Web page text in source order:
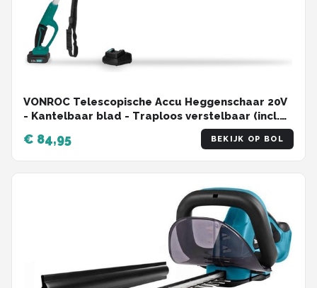
VONROC Telescopische Accu Heggenschaar 20V
- Kantelbaar blad - Traploos verstelbaar (incl.
€ 84,95 BEKIJK OP BOL